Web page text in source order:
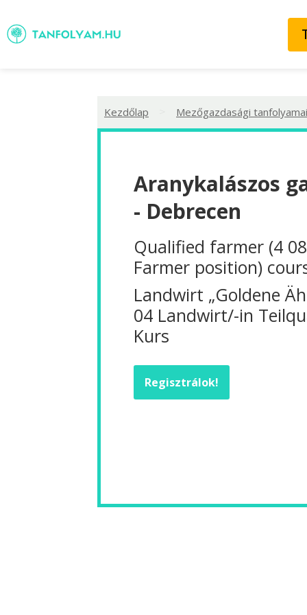
Kezdőlap Mezőgazdasági
Aranykalászos
- Debrecen
Qualified farmer (4
Farmer position)
Landwirt „Goldene
04 Landwirt/-in
Kurs
Regisztrálok!